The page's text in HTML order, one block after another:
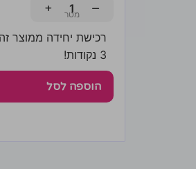
−
+
רכישת יחידה ממוצר
3 נקודות!
הוספה לסל